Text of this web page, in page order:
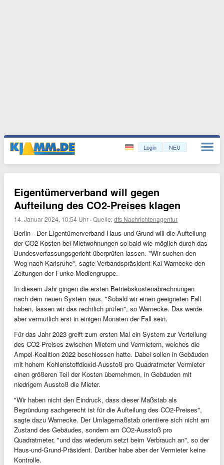
Login NEU
Eigentümerverband will gegen
Aufteilung des CO2-Preises klagen
14. Januar 2024, 10:54 Uhr ·Quelle:dts Nachrichtenagentur
Berlin - Der Eigentümerverband Haus und Grund will die Aufteilung
der CO2-Kosten bei Mietwohnungen so bald wie möglich durch das
Bundesverfassungsgericht überprüfen lassen. "Wir suchen den
Weg nach Karlsruhe", sagte Verbandspräsident Kai Warnecke den
Zeitungen der Funke-Mediengruppe.
In diesem Jahr gingen die ersten Betriebskostenabrechnungen
nach dem neuen System raus. "Sobald wir einen geeigneten Fall
haben, lassen wir das rechtlich prüfen", so Warnecke. Das werde
aber vermutlich erst in einigen Monaten der Fall sein.
Für das Jahr 2023 greift zum ersten Mal ein System zur Verteilung
des CO2-Preises zwischen Mietern und Vermietern, welches die
Ampel-Koalition 2022 beschlossen hatte. Dabei sollen in Gebäuden
mit hohem Kohlenstoffdioxid-Ausstoß pro Quadratmeter Vermieter
einen größeren Teil der Kosten übernehmen, in Gebäuden mit
niedrigem Ausstoß die Mieter.
"Wir haben nicht den Eindruck, dass dieser Maßstab als
Begründung sachgerecht ist für die Aufteilung des CO2-Preises",
sagte dazu Warnecke. Der Umlagemaßstab orientiere sich nicht am
Zustand des Gebäudes, sondern am CO2-Ausstoß pro
Quadratmeter, "und das wiederum setzt beim Verbrauch an", so der
Haus-und-Grund-Präsident. Darüber habe aber der Vermieter keine
Kontrolle.